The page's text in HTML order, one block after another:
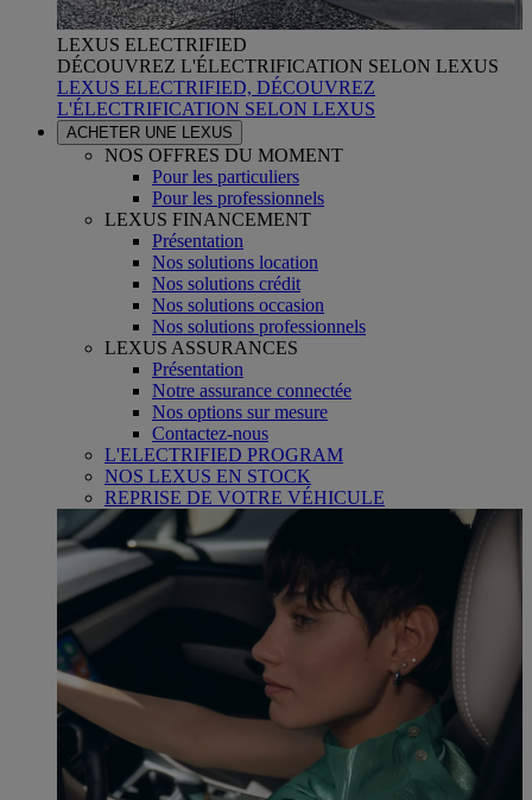
LEXUS ELECTRIFIED
DÉCOUVREZ L'ÉLECTRIFICATION SELON LEXUS
LEXUS ELECTRIFIED, DÉCOUVREZ
L'ÉLECTRIFICATION SELON LEXUS
ACHETER UNE LEXUS
NOS OFFRES DU MOMENT
Pour les particuliers
Pour les professionnels
LEXUS FINANCEMENT
Présentation
Nos solutions location
Nos solutions crédit
Nos solutions occasion
Nos solutions professionnels
LEXUS ASSURANCES
Présentation
Notre assurance connectée
Nos options sur mesure
Contactez-nous
L'ELECTRIFIED PROGRAM
NOS LEXUS EN STOCK
REPRISE DE VOTRE VÉHICULE